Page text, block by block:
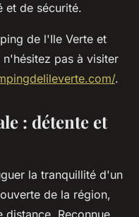
et de sécurité.
de l'Ile Verte et
pas à visiter
.
: détente et
la tranquillité d'un
de la région,